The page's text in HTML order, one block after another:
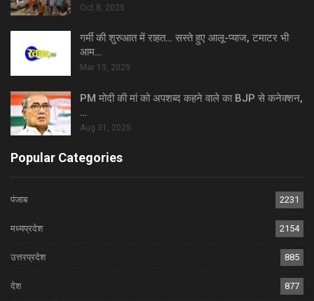
Oct 8, 2025
गर्मी की शुरुआत में राहत… सस्ते हुए आलू-प्याज, टमाटर भी
आम…
Mar 19, 2025
PM मोदी की मां को अपशब्द कहने वाले का BJP से कनेक्शन,
…
Aug 31, 2025
Popular Categories
पंजाब 2231
मध्यप्रदेश 2154
उत्तरप्रदेश 885
देश 877